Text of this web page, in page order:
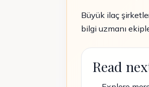
Büyük ilaç
bilgi uzmanı
Read